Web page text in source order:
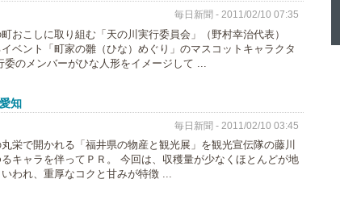
毎日新聞 - 2011/02/10 07:35
おこしに取り組む「天の川実行委員会」（野村幸治代表）
ベント「町家の雛（ひな）めぐり」のマスコットキャラクタ
のメンバーがひな人形をイメージして ...
知
毎日新聞 - 2011/02/10 03:45
栄で開かれる「福井県の物産と観光展」を観光宣伝隊の藤川
キャラを伴ってＰＲ。 今回は、収穫量が少なくほとんどが地
われ、重厚なコクと甘みが特徴 ...